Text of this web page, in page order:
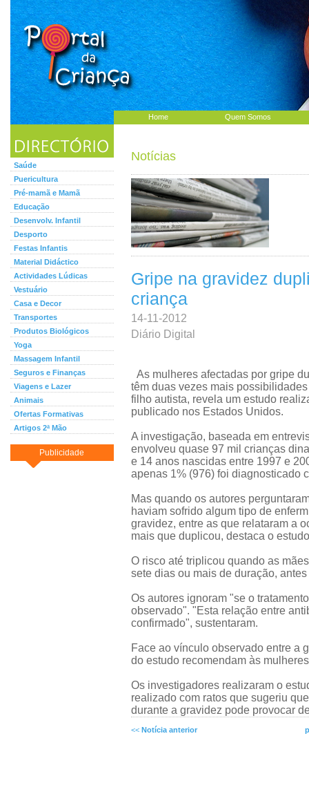
Home Quem Somos
Saúde
Puericultura
Pré-mamã e Mamã
Educação
Desenvolv. Infantil
Desporto
Festas Infantis
Material Didáctico
Actividades Lúdicas
Vestuário
Casa e Decor
Transportes
Produtos Biológicos
Yoga
Massagem Infantil
Seguros e Finanças
Viagens e Lazer
Animais
Ofertas Formativas
Artigos 2ª Mão
Publicidade
Notícias
Gripe na gravidez
criança
14-11-2012
Diário Digital
As mulheres afectadas por gripe
têm duas vezes mais
filho autista, revela um estudo
publicado nos Estados Unidos.
A investigação, baseada em
envolveu quase 97 mil crianças
e 14 anos nascidas entre 1997 e
apenas 1% (976) foi diagnosticado
Mas quando os autores
haviam sofrido algum tipo de
gravidez, entre as que relataram a
mais que duplicou, destaca o
O risco até triplicou quando as
sete dias ou mais de duração,
Os autores ignoram "se o
observado". "Esta relação entre
confirmado", sustentaram.
Face ao vínculo observado entre a
do estudo recomendam às
Os investigadores realizaram o
realizado com ratos que sugeriu
durante a gravidez pode provocar
<< Notícia anterior